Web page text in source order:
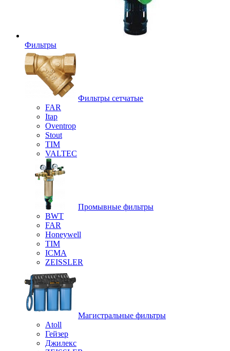
Фильтры
Фильтры сетчатые
FAR
Itap
Oventrop
Stout
TIM
VALTEC
Промывные фильтры
BWT
FAR
Honeywell
TIM
ICMA
ZEISSLER
Магистральные фильтры
Atoll
Гейзер
Джилекс